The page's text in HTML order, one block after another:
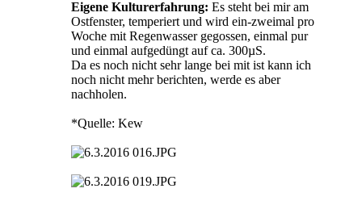
Eigene Kulturerfahrung: Es steht bei mir am
Ostfenster, temperiert und wird ein-zweimal pro
Woche mit Regenwasser gegossen, einmal pur
und einmal aufgedüngt auf ca. 300µS.
Da es noch nicht sehr lange bei mit ist kann ich
noch nicht mehr berichten, werde es aber
nachholen.
*Quelle: Kew